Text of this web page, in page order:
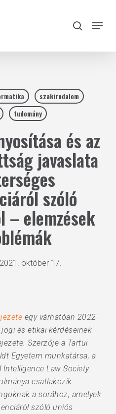
search
Menu
szakirodalom
tudomány
és az
javaslata
szóló
– elemzések
2021. október 17.
egy várhatóan 2022-
és etikai kérdéseinek
Szerzője a Tartui
Egyetem munkatársa, a
Law Society
csatlakozik
a sorához, amelyek
szóló uniós
Close